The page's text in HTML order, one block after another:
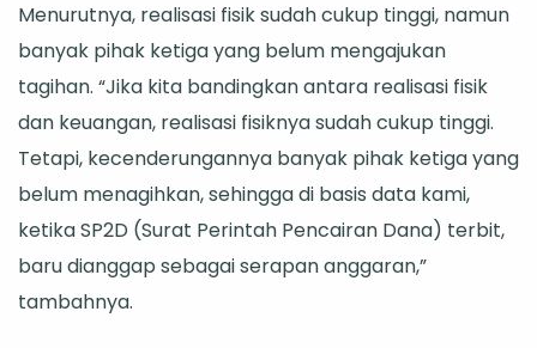
Menurutnya, realisasi fisik sudah cukup tinggi, namun
banyak pihak ketiga yang belum mengajukan
tagihan. “Jika kita bandingkan antara realisasi fisik
dan keuangan, realisasi fisiknya sudah cukup tinggi.
Tetapi, kecenderungannya banyak pihak ketiga yang
belum menagihkan, sehingga di basis data kami,
ketika SP2D (Surat Perintah Pencairan Dana) terbit,
baru dianggap sebagai serapan anggaran,”
tambahnya.